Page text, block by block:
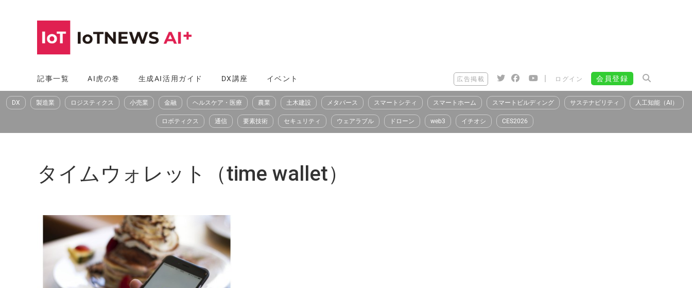
へ
ス
記事一覧 AI虎の巻 生成AI活用ガイド DX講座 イベント 広告掲載 | ログイン 会員登録
DX 製造業 ロジスティクス 小売業 金融 ヘルスケア・医療 農業 土木建設 メタバース スマートシティ スマートホーム スマートビルディング サステナビリティ 人工知能（AI）
ロボティクス 通信 要素技術 セキュリティ ウェアラブル ドローン web3 イチオシ CES2026
タイムウォレット（time wallet）